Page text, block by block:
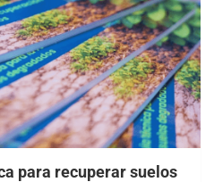
para recuperar suelos